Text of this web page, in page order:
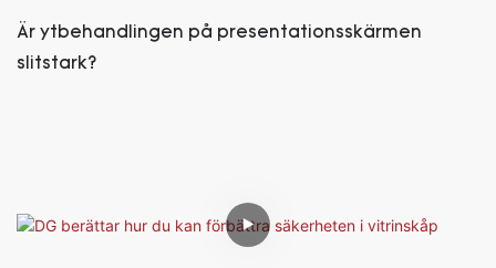
Är ytbehandlingen på presentationsskärmen
slitstark?